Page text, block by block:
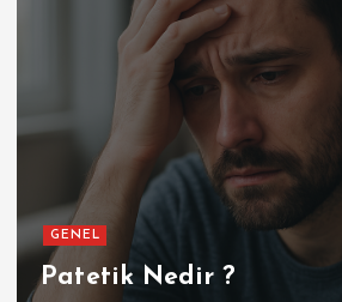
GENEL
Patetik Nedir ?